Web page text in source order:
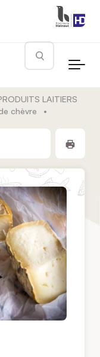
Rechercher
LAITIERS
chèvre
•